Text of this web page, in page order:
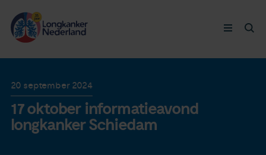
Longkanker
Leven met
20 september 2024
17 oktober informatieavond
longkanker Schiedam